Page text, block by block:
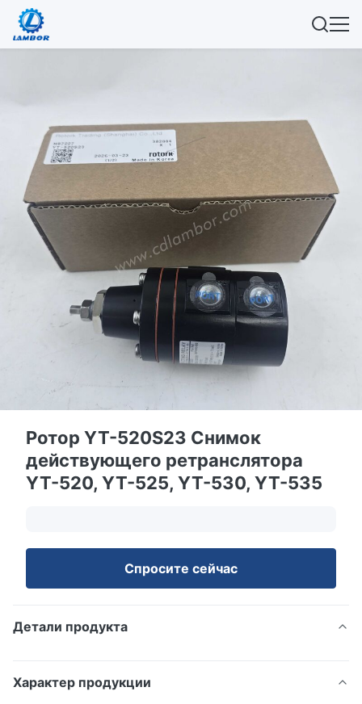
Ротор YT-520S23 Снимок
действующего ретранслятора
YT-520, YT-525, YT-530, YT-535
Спросите сейчас
Детали продукта
Характер продукции